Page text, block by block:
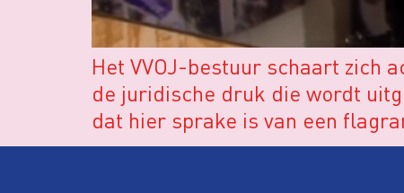
Het VVOJ-bestuur schaart zich
de juridische druk die wordt
dat hier sprake is van een